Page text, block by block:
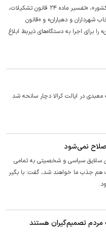
رئیس جمهور «قانون حمایت از ایرانیان خارج از کشور»، «تفسیر ماده ۲۴ قانون تشکیلات،
شهرداران و دهیاران» و «قانون
را برای اجرا به دستگاه‌های ذیربط ابلاغ
در ایالت کرالا دچار سانحه شد
نمی‌شود
سلایق سیاسی و شخصیتی به تمامی
هم جذب ما خواهند شد، گفت: با بگیر
مردم تصمیم‌گیران هستند